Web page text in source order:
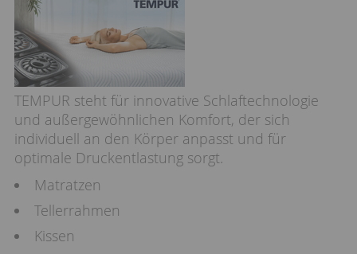
TEMPUR steht für innovative Schlaftechnologie
und außergewöhnlichen Komfort, der sich
individuell an den Körper anpasst und für
optimale Druckentlastung sorgt.
Matratzen
Tellerrahmen
Kissen